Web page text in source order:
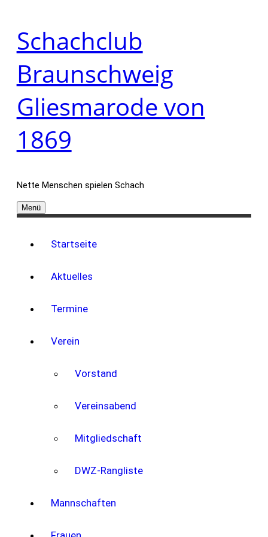
Zum
Inhalt
springen
Schachclub
Braunschweig
Gliesmarode von
1869
Nette Menschen spielen Schach
Menü
Startseite
Aktuelles
Termine
Verein
Vorstand
Vereinsabend
Mitgliedschaft
DWZ-Rangliste
Mannschaften